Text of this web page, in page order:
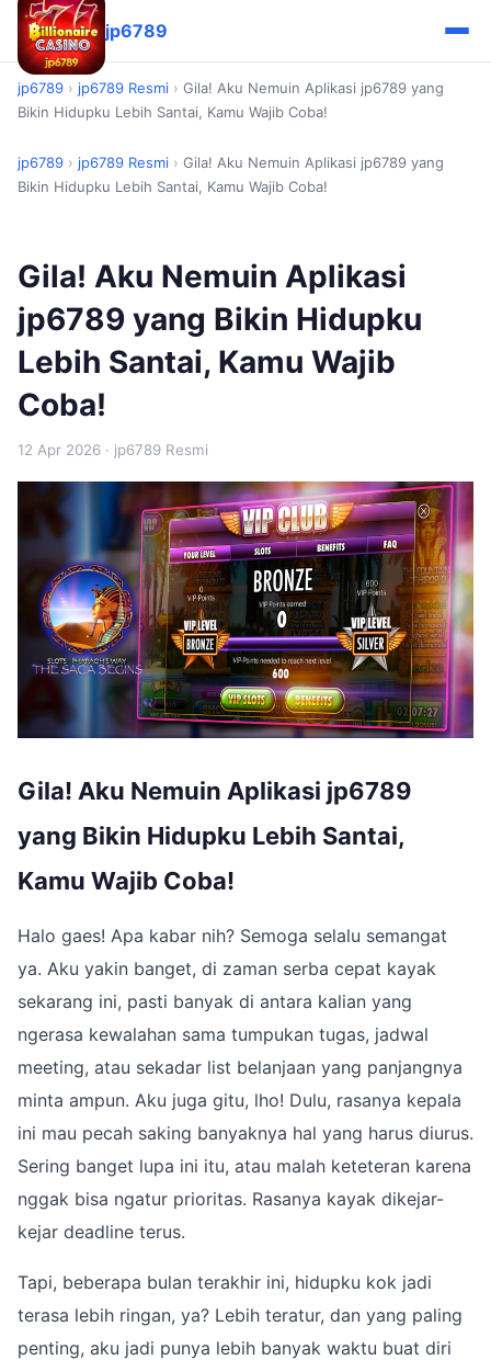
jp6789
jp6789 › jp6789 Resmi › Gila! Aku Nemuin Aplikasi jp6789 yang
Bikin Hidupku Lebih Santai, Kamu Wajib Coba!
jp6789 › jp6789 Resmi › Gila! Aku Nemuin Aplikasi jp6789 yang
Bikin Hidupku Lebih Santai, Kamu Wajib Coba!
Gila! Aku Nemuin Aplikasi
jp6789 yang Bikin Hidupku
Lebih Santai, Kamu Wajib
Coba!
12 Apr 2026 · jp6789 Resmi
Gila! Aku Nemuin Aplikasi jp6789
yang Bikin Hidupku Lebih Santai,
Kamu Wajib Coba!
Halo gaes! Apa kabar nih? Semoga selalu semangat
ya. Aku yakin banget, di zaman serba cepat kayak
sekarang ini, pasti banyak di antara kalian yang
ngerasa kewalahan sama tumpukan tugas, jadwal
meeting, atau sekadar list belanjaan yang panjangnya
minta ampun. Aku juga gitu, lho! Dulu, rasanya kepala
ini mau pecah saking banyaknya hal yang harus diurus.
Sering banget lupa ini itu, atau malah keteteran karena
nggak bisa ngatur prioritas. Rasanya kayak dikejar-
kejar deadline terus.
Tapi, beberapa bulan terakhir ini, hidupku kok jadi
terasa lebih ringan, ya? Lebih teratur, dan yang paling
penting, aku jadi punya lebih banyak waktu buat diri